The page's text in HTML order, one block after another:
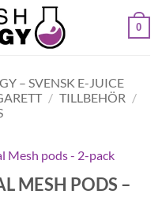
0
– SVENSK E-JUICE
/ TILLBEHÖR /
MESH PODS –